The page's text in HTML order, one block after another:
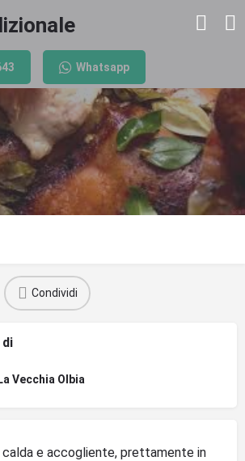
Whatsapp
Condividi
Vecchia Olbia
calda e accogliente, prettamente in